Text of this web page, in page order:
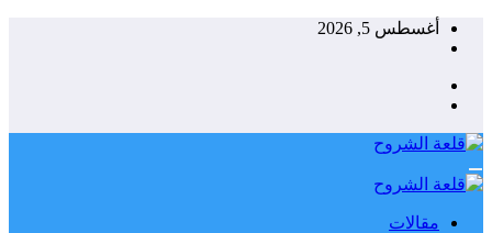
التجاوزأغسطس 5, 2026
مقالات